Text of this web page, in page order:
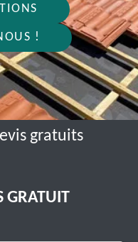
!
gratuits
GRATUIT